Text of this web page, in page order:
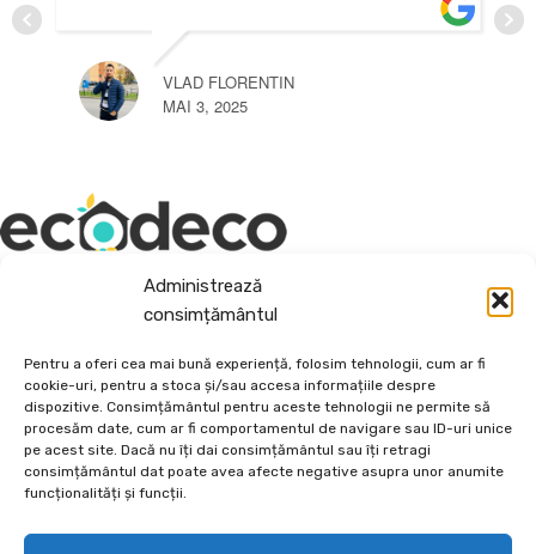
Administrează
consimțământul
Pentru a oferi cea mai bună experiență, folosim tehnologii, cum ar fi
cookie-uri, pentru a stoca și/sau accesa informațiile despre
dispozitive. Consimțământul pentru aceste tehnologii ne permite să
procesăm date, cum ar fi comportamentul de navigare sau ID-uri unice
pe acest site. Dacă nu îți dai consimțământul sau îți retragi
consimțământul dat poate avea afecte negative asupra unor anumite
funcționalități și funcții.
VLAD FLORENTIN
MAI 3, 2025
Depozit En-Gross și En-Detail
Piatră Decorativă și Plante Ornamentale
Preturi accesibile, calitate si diversitate.
DE 70, vis-a-vis de Termo Ișalnița, Craiova, Dolj, Romania
+40760973126